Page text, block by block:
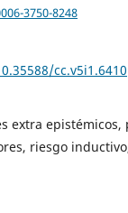
3750-8248
cc.v5i1.6410
extra
riesgo